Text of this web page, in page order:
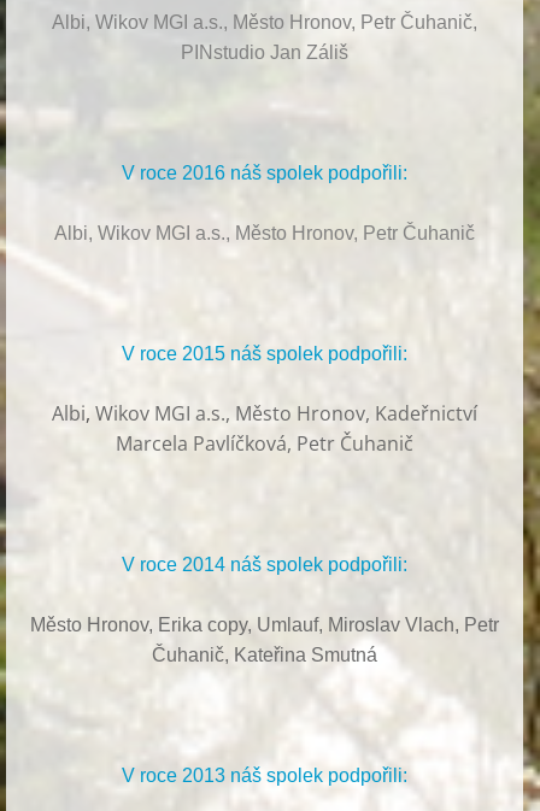
Albi, Wikov MGI a.s., Město Hronov, Petr Čuhanič,
PINstudio Jan Záliš
V roce 2016 náš spolek podpořili:
Albi, Wikov MGI a.s., Město Hronov, Petr Čuhanič
V roce 2015 náš spolek podpořili:
Albi,Wikov MGI a.s., Město Hronov, Kadeřnictví
Marcela Pavlíčková, Petr Čuhanič
V roce 2014 náš spolek podpořili:
Město Hronov, Erika copy, Umlauf, Miroslav Vlach, Petr
Čuhanič, Kateřina Smutná
V roce 2013 náš spolek podpořili: